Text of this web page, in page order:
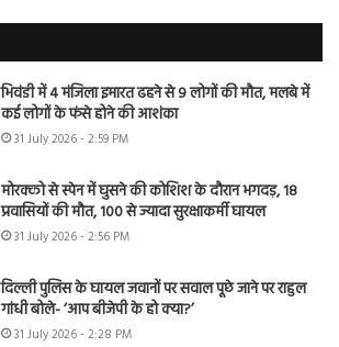
भिवंडी में 4 मंजिला इमारत ढहने से 9 लोगों की मौत, मलबे में
कई लोगों के फंसे होने की आशंका
31 July 2026 - 2:59 PM
मोरक्को से स्पेन में घुसने की कोशिश के दौरान भगदड़, 18
प्रवासियों की मौत, 100 से ज्यादा सुरक्षाकर्मी घायल
31 July 2026 - 2:56 PM
दिल्ली पुलिस के घायल जवानों पर सवाल पूछे जाने पर राहुल
गांधी बोले- ‘आप बीजेपी के हो क्या?’
31 July 2026 - 2:28 PM